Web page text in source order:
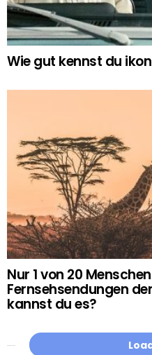
Wie gut kennst du
Nur 1 von 20
Fernsehsendungen
kannst du es?